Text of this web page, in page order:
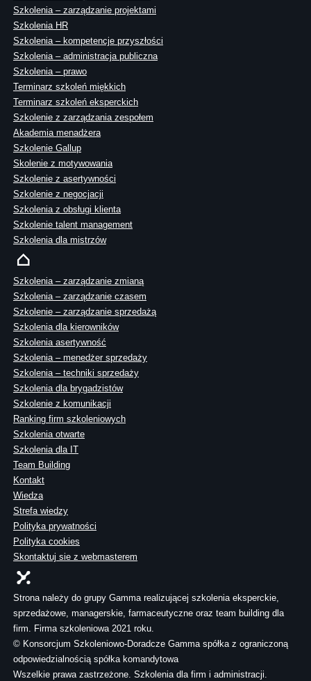
Szkolenia – zarządzanie projektami
Szkolenia HR
Szkolenia – kompetencje przyszłości
Szkolenia – administracja publiczna
Szkolenia – prawo
Terminarz szkoleń miękkich
Terminarz szkoleń eksperckich
Szkolenie z zarządzania zespołem
Akademia menadżera
Szkolenie Gallup
Skolenie z motywowania
Szkolenie z asertywności
Szkolenie z negocjacji
Szkolenia z obsługi klienta
Szkolenie talent management
Szkolenia dla mistrzów
Szkolenia – zarządzanie zmianą
Szkolenia – zarządzanie czasem
Szkolenie – zarządzanie sprzedażą
Szkolenia dla kierowników
Szkolenia asertywność
Szkolenia – menedżer sprzedaży
Szkolenia – techniki sprzedaży
Szkolenia dla brygadzistów
Szkolenie z komunikacji
Ranking firm szkoleniowych
Szkolenia otwarte
Szkolenia dla IT
Team Building
Kontakt
Wiedza
Strefa wiedzy
Polityka prywatności
Polityka cookies
Skontaktuj sie z webmasterem
Strona należy do grupy Gamma realizującej szkolenia eksperckie,
sprzedażowe, managerskie, farmaceutyczne oraz team building dla
firm. Firma szkoleniowa 2021 roku.
© Konsorcjum Szkoleniowo-Doradcze Gamma spółka z ograniczoną
odpowiedzialnością spółka komandytowa
Wszelkie prawa zastrzeżone. Szkolenia dla firm i administracji.